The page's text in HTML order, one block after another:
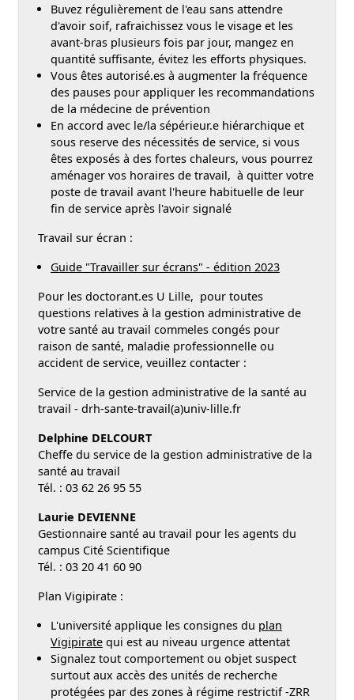
Buvez régulièrement de l'eau sans attendre
d'avoir soif, rafraichissez vous le visage et les
avant-bras plusieurs fois par jour, mangez en
quantité suffisante, évitez les efforts physiques.
Vous êtes autorisé.es à augmenter la fréquence
des pauses pour appliquer les recommandations
de la médecine de prévention
En accord avec le/la sépérieur.e hiérarchique et
sous reserve des nécessités de service, si vous
êtes exposés à des fortes chaleurs, vous pourrez
aménager vos horaires de travail, à quitter votre
poste de travail avant l'heure habituelle de leur
fin de service après l'avoir signalé
Travail sur écran :
Guide "Travailler sur écrans" - édition 2023
Pour les doctorant.es U Lille, pour toutes
questions relatives à la gestion administrative de
votre santé au travail commeles congés pour
raison de santé, maladie professionnelle ou
accident de service, veuillez contacter :
Service de la gestion administrative de la santé au
travail - drh-sante-travail(a)univ-lille.fr
Delphine DELCOURT
Cheffe du service de la gestion administrative de la
santé au travail
Tél. : 03 62 26 95 55
Laurie DEVIENNE
Gestionnaire santé au travail pour les agents du
campus Cité Scientifique
Tél. : 03 20 41 60 90
Plan Vigipirate :
L'université applique les consignes du plan
Vigipirate qui est au niveau urgence attentat
Signalez tout comportement ou objet suspect
surtout aux accès des unités de recherche
protégées par des zones à régime restrictif -ZRR